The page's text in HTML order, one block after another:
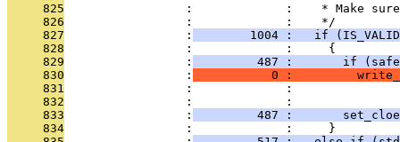
     825
:             :    * Make
     826
                 :             :    */
     827
                 :
1004 :   if
     828
                 :             :     {
     829
                 :
487 :       if
     830
                 :
0 :
     831
:             :
     832
                 :             :
     833
                 :
487 :
     834
                 :             :     }